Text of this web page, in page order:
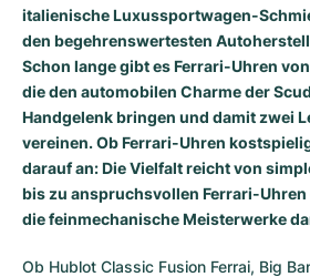
Explorer
Explorer II
GMT-Master
Lady-Datejust
Gebraucht
Damenuhren
Twenty 4
Gondolo
Golden Ellipse
Gebraucht
Tank
Panthère
Calibre
Drive
Chronomat
Premier
Avenger
Colt
Pelagos
Gebraucht
Damenuhren
Heritage
Aquaracer
Carrera
Monaco
Link
Top-Modelle
Big Pilot
Pilot's Watch
Ingenieur
Alle Hublot Modelle
Top-Modelle
Big Bang
Classic Fusion
Vintage-Uhren
Gebrauchte Uhren
Herrenuhren
italienische Luxussportwagen-
den begehrenswertesten
Schon lange gibt es Ferrari-Uhren
die den automobilen Charme der
Handgelenk bringen und damit zwei
vereinen. Ob Ferrari-Uhren
darauf an: Die Vielfalt reicht von
bis zu anspruchsvollen Ferrari-Uhren
die feinmechanische Meisterwerke
Ob Hublot Classic Fusion Ferrai, Big